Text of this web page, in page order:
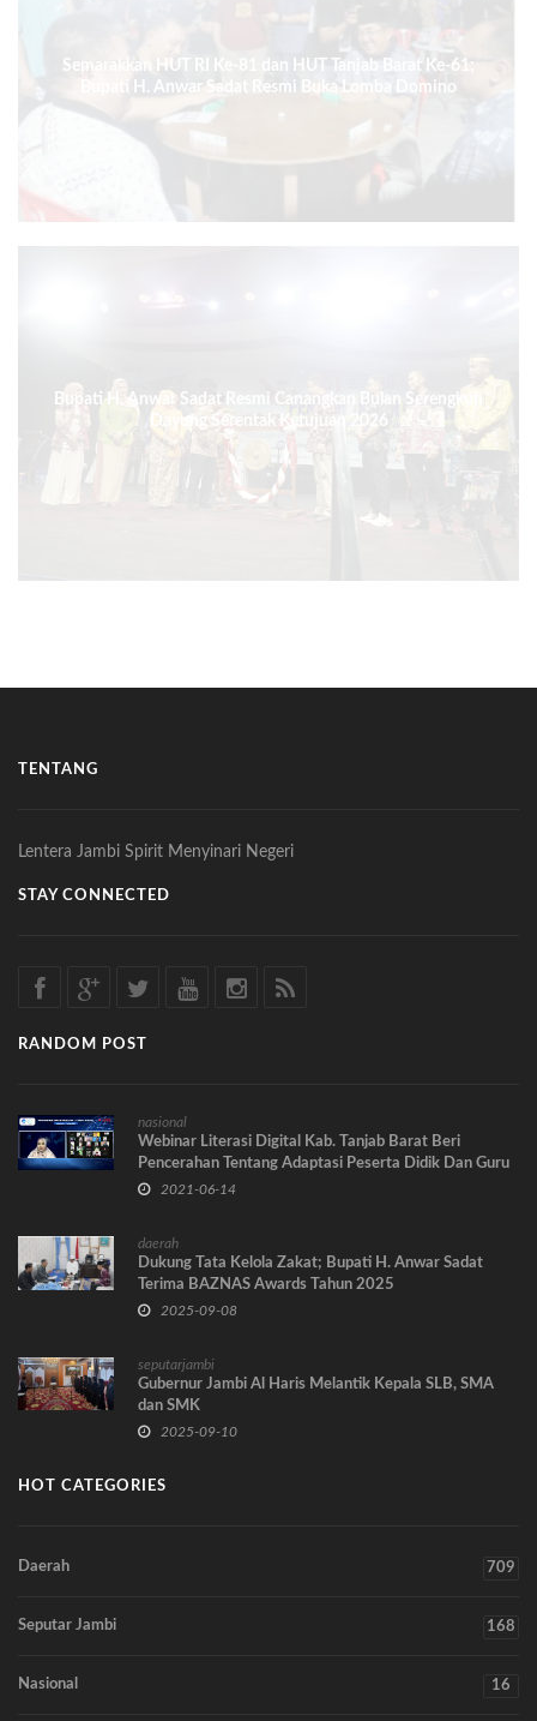
Semarakkan HUT RI Ke-81 dan HUT Tanjab Barat Ke-61;
Bupati H. Anwar Sadat Resmi Buka Lomba Domino
Bupati H. Anwar Sadat Resmi Canangkan Bulan Serengkuh
Dayung Serentak Ketujuan 2026
TENTANG
Lentera Jambi Spirit Menyinari Negeri
STAY CONNECTED
RANDOM POST
nasional
Webinar Literasi Digital Kab. Tanjab Barat Beri
Pencerahan Tentang Adaptasi Peserta Didik Dan Guru
Dalam Pembelajaran Digital
2021-06-14
daerah
Dukung Tata Kelola Zakat; Bupati H. Anwar Sadat
Terima BAZNAS Awards Tahun 2025
2025-09-08
seputarjambi
Gubernur Jambi Al Haris Melantik Kepala SLB, SMA
dan SMK
2025-09-10
HOT CATEGORIES
Daerah 709
Seputar Jambi 168
Nasional 16